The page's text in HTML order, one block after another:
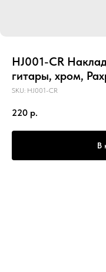
HJ001-CR
гитары, хром,
SKU: HJ001-CR
220 р.
В